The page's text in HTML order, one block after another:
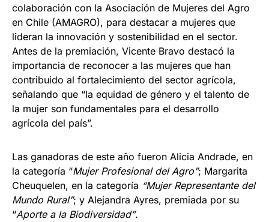
colaboración con la Asociación de Mujeres del Agro
en Chile (AMAGRO), para destacar a mujeres que
lideran la innovación y sostenibilidad en el sector.
Antes de la premiación, Vicente Bravo destacó la
importancia de reconocer a las mujeres que han
contribuido al fortalecimiento del sector agrícola,
señalando que “la equidad de género y el talento de
la mujer son fundamentales para el desarrollo
agrícola del país”.
Las ganadoras de este año fueron Alicia Andrade, en
la categoría “Mujer Profesional del Agro”; Margarita
Cheuquelen, en la categoría “Mujer Representante del
Mundo Rural”; y Alejandra Ayres, premiada por su
“Aporte a la Biodiversidad”.